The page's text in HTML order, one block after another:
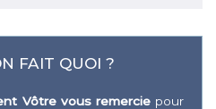
FAIT QUOI ?
Vôtre vous remerciepour